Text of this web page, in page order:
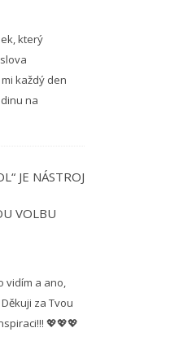
který
každý den
na
JE NÁSTROJ
VOLBU
vidím a ano,
za Tvou
💖💖💖